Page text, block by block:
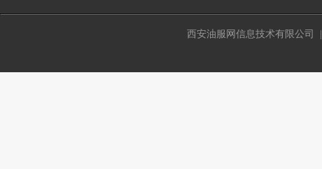
西安油服网信息技术有限公司